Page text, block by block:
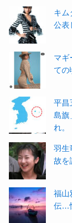
キム
公表
マギ
ての
平昌
島旗
れ。
羽生
故を
福山
伝…